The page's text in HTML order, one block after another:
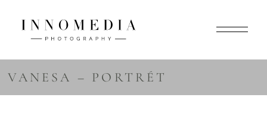
VANESA – PORTRÉT